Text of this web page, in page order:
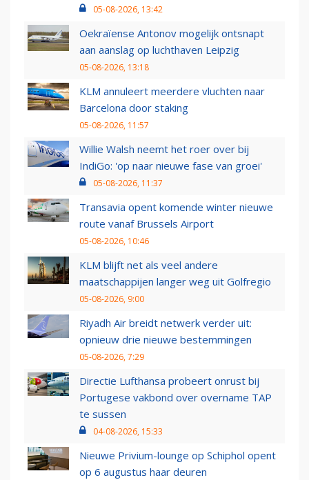
05-08-2026, 13:42
Oekraïense Antonov mogelijk ontsnapt
aan aanslag op luchthaven Leipzig
05-08-2026, 13:18
KLM annuleert meerdere vluchten naar
Barcelona door staking
05-08-2026, 11:57
Willie Walsh neemt het roer over bij
IndiGo: 'op naar nieuwe fase van groei'
05-08-2026, 11:37
Transavia opent komende winter nieuwe
route vanaf Brussels Airport
05-08-2026, 10:46
KLM blijft net als veel andere
maatschappijen langer weg uit Golfregio
05-08-2026, 9:00
Riyadh Air breidt netwerk verder uit:
opnieuw drie nieuwe bestemmingen
05-08-2026, 7:29
Directie Lufthansa probeert onrust bij
Portugese vakbond over overname TAP
te sussen
04-08-2026, 15:33
Nieuwe Privium-lounge op Schiphol opent
op 6 augustus haar deuren